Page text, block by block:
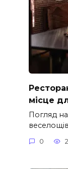
місце
Погляд
0